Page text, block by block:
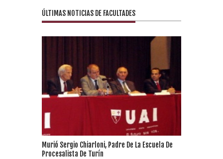
ÚLTIMAS NOTICIAS DE FACULTADES
Murió Sergio Chiarloni, Padre De La Escuela De
Procesalista De Turín